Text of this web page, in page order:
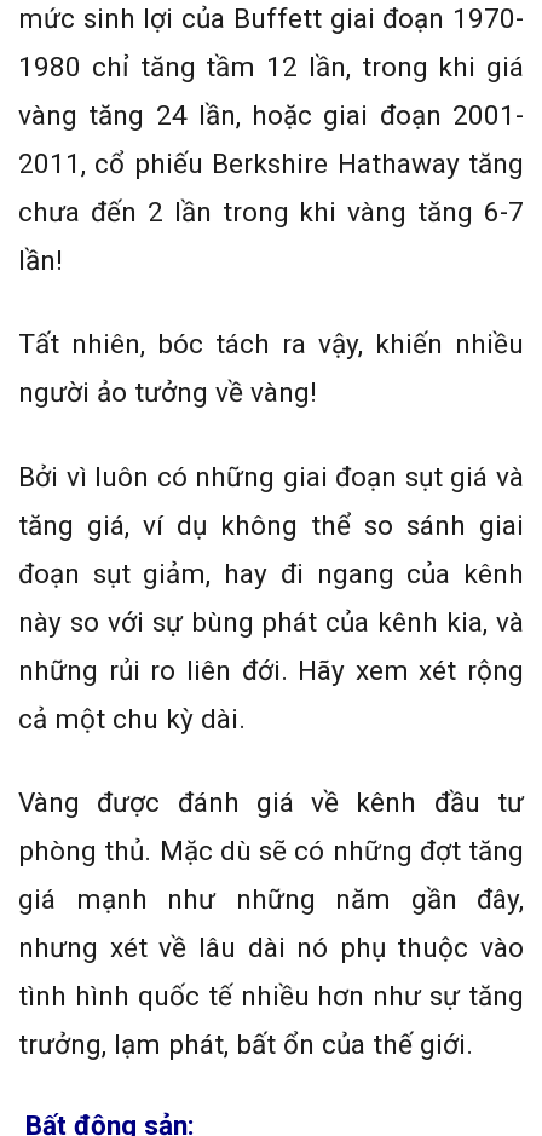
mức sinh lợi của Buffett giai đoạn 1970-
1980 chỉ tăng tầm 12 lần, trong khi giá
vàng tăng 24 lần, hoặc giai đoạn 2001-
2011, cổ phiếu Berkshire Hathaway tăng
chưa đến 2 lần trong khi vàng tăng 6-7
lần!
Tất nhiên, bóc tách ra vậy, khiến nhiều
người ảo tưởng về vàng!
Bởi vì luôn có những giai đoạn sụt giá và
tăng giá, ví dụ không thể so sánh giai
đoạn sụt giảm, hay đi ngang của kênh
này so với sự bùng phát của kênh kia, và
những rủi ro liên đới. Hãy xem xét rộng
cả một chu kỳ dài.
Vàng được đánh giá về kênh đầu tư
phòng thủ. Mặc dù sẽ có những đợt tăng
giá mạnh như những năm gần đây,
nhưng xét về lâu dài nó phụ thuộc vào
tình hình quốc tế nhiều hơn như sự tăng
trưởng, lạm phát, bất ổn của thế giới.
Bất động sản: